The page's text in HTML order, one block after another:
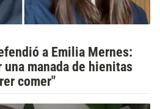
a Emilia Mernes:
manada de hienitas
comer"